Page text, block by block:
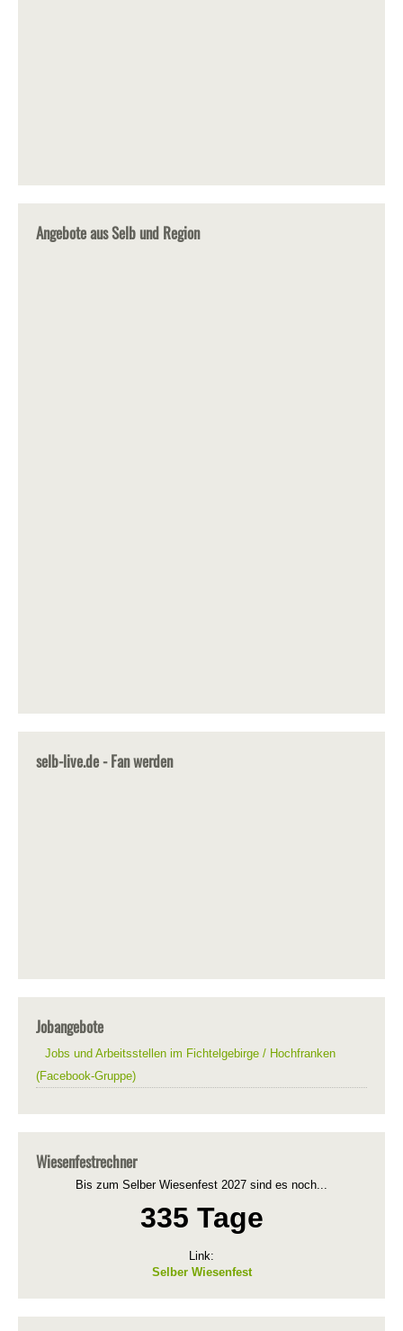
Angebote aus Selb und Region
selb-live.de - Fan werden
Jobangebote
Jobs und Arbeitsstellen im Fichtelgebirge / Hochfranken
(Facebook-Gruppe)
Wiesenfestrechner
Bis zum Selber Wiesenfest 2027 sind es noch...
335 Tage
Link:
Selber Wiesenfest